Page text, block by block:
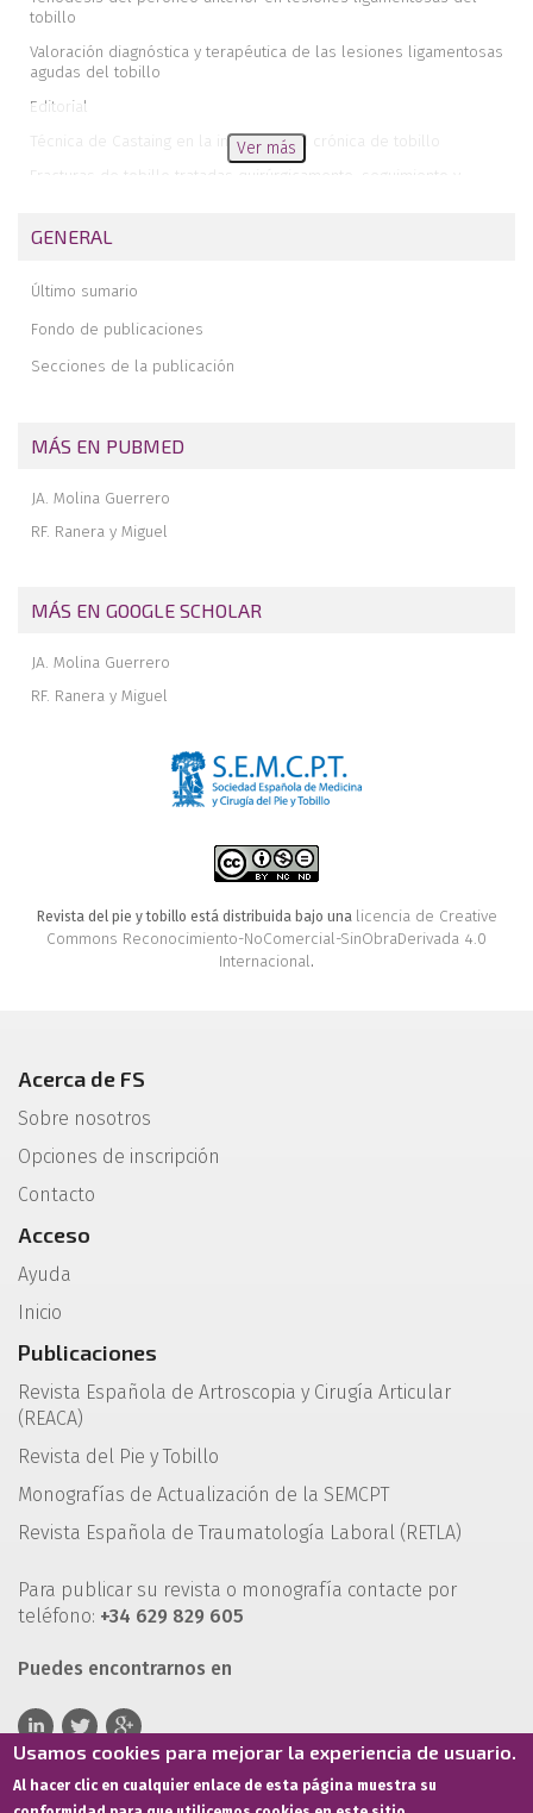
tobillo
Valoración diagnóstica y terapéutica de las lesiones ligamentosas
agudas del tobillo
Editorial
Técnica de Castaing en la inestabilidad crónica de tobillo
Fracturas de tobillo tratadas quirúrgicamente, seguimiento y
Revisión a un año de 100 casos de fracturas maleolares tratadas y
documentadas según la técnica A.O.
Resultados a medio-largo plazo de luxaciones
Osteocondritis y osteonecrosis de astrágalo
Ver más
GENERAL
Último sumario
Fondo de publicaciones
Secciones de la publicación
MÁS EN PUBMED
JA. Molina Guerrero
RF. Ranera y Miguel
MÁS EN GOOGLE SCHOLAR
JA. Molina Guerrero
RF. Ranera y Miguel
Revista del pie y tobillo está distribuida bajo una licencia de Creative
Commons Reconocimiento-NoComercial-SinObraDerivada 4.0
Internacional.
Acerca de FS
Sobre nosotros
Opciones de inscripción
Contacto
Acceso
Ayuda
Inicio
Publicaciones
Revista Española de Artroscopia y Cirugía Articular
(REACA)
Revista del Pie y Tobillo
Monografías de Actualización de la SEMCPT
Revista Española de Traumatología Laboral (RETLA)
Para publicar su revista o monografía contacte por
teléfono: +34 629 829 605
Puedes encontrarnos en
Usamos cookies para mejorar la experiencia de usuario.
Al hacer clic en cualquier enlace de esta página muestra su